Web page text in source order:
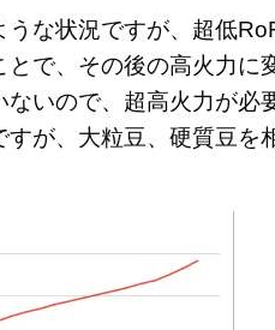
うな状況ですが、超低
とで、その後の高火力
ないので、超高火力が必
が、大粒豆、硬質豆を